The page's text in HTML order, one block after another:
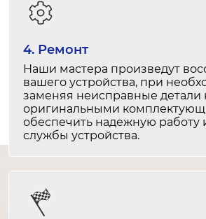
Замена системы
разморозки
2-3 часа
от 2 500 ₽
Ремонт системы
разморозки
Замена вентилятора
4. Ремонт
Наши мастера произведут
вашего устройства, при
заменяя неисправные
оригинальными
обеспечить надежную работу
службы устройства.